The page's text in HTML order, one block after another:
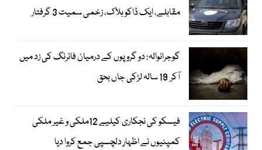
مقابلے، ایک ڈاکو ہلاک، زخمی سمیت 3 گرفتار
گوجرانوالہ: دو گروپوں کے درمیان فائرنگ کی زد میں
آکر 19 سالہ لڑکی جاں بحق
فیسکو کی نجکاری کیلیے 12ملکی و غیر ملکی
کمپنیوں نے اظہارِ دلچسپی جمع کروا دیا